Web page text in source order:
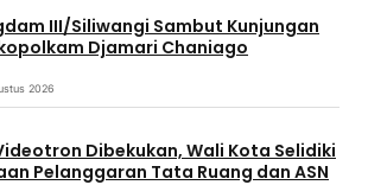
III/Siliwangi Sambut Kunjungan
Djamari Chaniago
2026
Dibekukan, Wali Kota Selidiki
Pelanggaran Tata Ruang dan ASN